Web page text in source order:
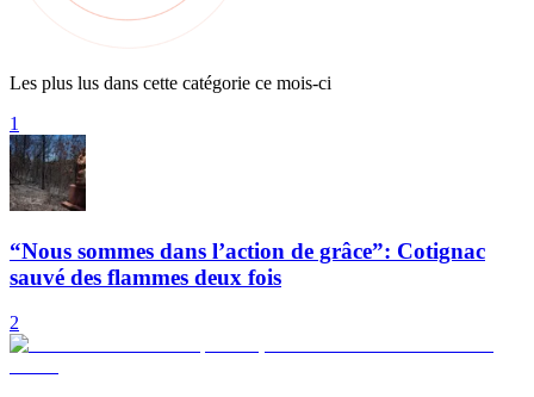
Les plus lus dans cette catégorie ce mois-ci
1
“Nous sommes dans l’action de grâce”: Cotignac
sauvé des flammes deux fois
2